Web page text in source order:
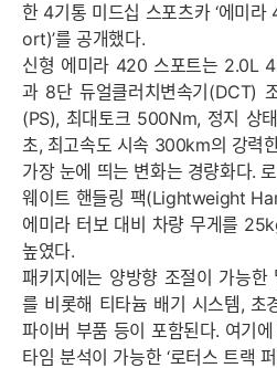
한 4기통 미드십 스포츠카 ‘에미
ort)’를 공개했다.
신형 에미라 420 스포트는 2.0L
과 8단 듀얼클러치변속기(DCT)
(PS), 최대토크 500Nm, 정지 상
초, 최고속도 시속 300km의 강력
가장 눈에 띄는 변화는 경량화다.
웨이트 핸들링 팩(Lightweight
에미라 터보 대비 차량 무게를
높였다.
패키지에는 양방향 조절이 가능
를 비롯해 티타늄 배기 시스템, 초
파이버 부품 등이 포함된다. 여기
타임 분석이 가능한 ‘로터스 트랙